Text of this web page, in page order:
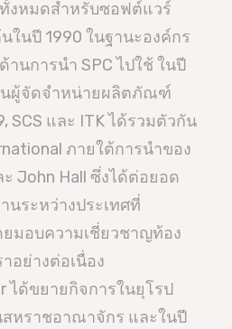
งหมดสำหรับซอฟต์แวร์
ในปี 1990 ในฐานะองค์กร
นการนำ SPC ไปใช้ ในปี
นผู้จัดจำหน่ายผลิตภัณฑ์
SCS และ ITK ได้รวมตัวกัน
ภายใต้การนำของ
ะ John Hall ซึ่งได้ต่อยอด
นระหว่างประเทศที่
ยมอบความเชี่ยวชาญท้อง
อย่างต่อเนื่อง
ได้ขยายกิจการในยุโรป
หราชอาณาจักร และในปี